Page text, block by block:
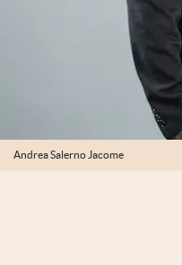
Andrea Salerno Jacome